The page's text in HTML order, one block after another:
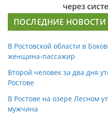
через
ПОСЛЕДНИЕ НОВОСТИ
В Ростовской области в
женщина-пассажир
Второй человек за два дня
Ростове
В Ростове на озере Лесном
мужчина